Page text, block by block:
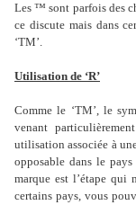
Les ™ sont parfois des
ce discute mais dans
‘TM’.
Utilisation de ‘R’
Comme le ‘TM’, le
venant
utilisation associée à
opposable dans le
marque est l’étape qui
certains pays, vous